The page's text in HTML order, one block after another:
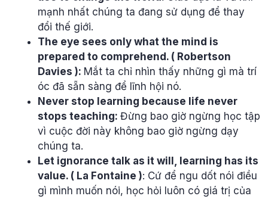
mạnh nhất chúng ta đang sử dụng để thay
đổi thế giới.
The eye sees only what the mind is
prepared to comprehend. ( Robertson
Davies ): Mắt ta chỉ nhìn thấy những gì mà trí
óc đã sẵn sàng để lĩnh hội nó.
Never stop learning because life never
stops teaching: Đừng bao giờ ngừng học tập
vì cuộc đời này không bao giờ ngừng dạy
chúng ta.
Let ignorance talk as it will, learning has its
value. ( La Fontaine ): Cứ để ngu dốt nói điều
gì mình muốn nói, học hỏi luôn có giá trị của